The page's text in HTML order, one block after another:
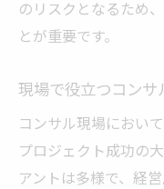
のリスクとなるため
とが重要です。
現場で役立つコン
コンサル現場におい
プロジェクト成功の
アントは多様で、経